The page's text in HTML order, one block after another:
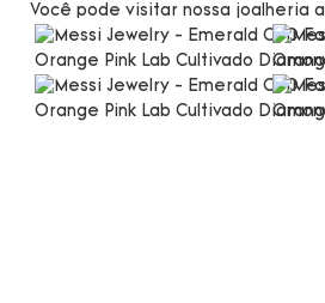
Você pode visitar nossa joalheria